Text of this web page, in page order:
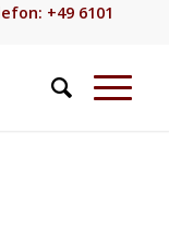
+49 6101